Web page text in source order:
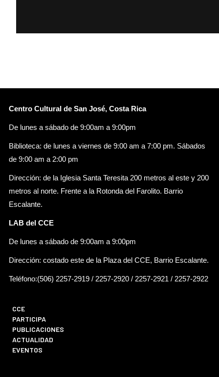
Centro Cultural de San José, Costa Rica
De lunes a sábado de 9:00am a 9:00pm
Biblioteca: de lunes a viernes de 9:00 am a 7:00 pm. Sábados
de 9:00 am a 2:00 pm
Dirección: de la Iglesia Santa Teresita 200 metros al este y 200
metros al norte. Frente a la Rotonda del Farolito. Barrio
Escalante.
LAB del CCE
De lunes a sábado de 9:00am a 9:00pm
Dirección: costado este de la Plaza del CCE, Barrio Escalante.
Teléfono:(506) 2257-2919 / 2257-2920 / 2257-2921 / 2257-2922
CCE
PARTICIPA
PUBLICACIONES
ACTUALIDAD
EVENTOS